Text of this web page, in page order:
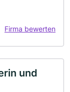
Firma bewerten
und